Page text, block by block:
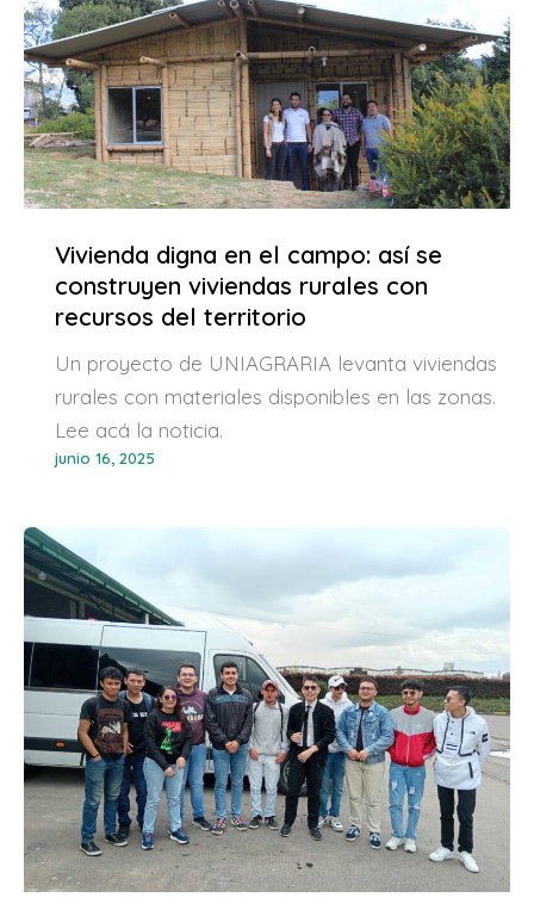
Vivienda digna en el campo: así se
construyen viviendas rurales con
recursos del territorio
Un proyecto de UNIAGRARIA levanta viviendas
rurales con materiales disponibles en las zonas.
Lee acá la noticia.
junio 16, 2025